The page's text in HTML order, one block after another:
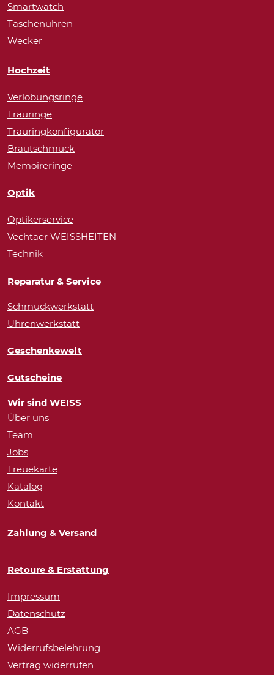
Smartwatch
Taschenuhren
Wecker
Hochzeit
Verlobungsringe
Trauringe
Trauringkonfigurator
Brautschmuck
Memoireringe
Optik
Optikerservice
Vechtaer WEISSHEITEN
Technik
Reparatur & Service
Schmuckwerkstatt
Uhrenwerkstatt
Geschenkewelt
Gutscheine
Wir sind WEISS
Über uns
Team
Jobs
Treuekarte
Katalog
Kontakt
Zahlung & Versand
Retoure & Erstattung
Impressum
Datenschutz
AGB
Widerrufsbelehrung
Vertrag widerrufen